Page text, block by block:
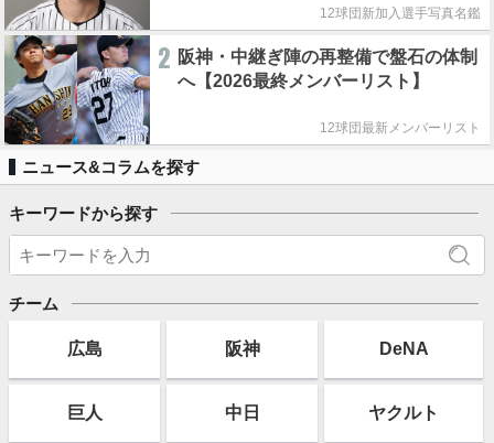
12球団新加入選手写真名鑑
2 阪神・中継ぎ陣の再整備で盤石の体制
へ【2026最終メンバーリスト】
12球団最新メンバーリスト
ニュース&コラムを探す
キーワードから探す
チーム
広島 阪神 DeNA
巨人 中日 ヤクルト